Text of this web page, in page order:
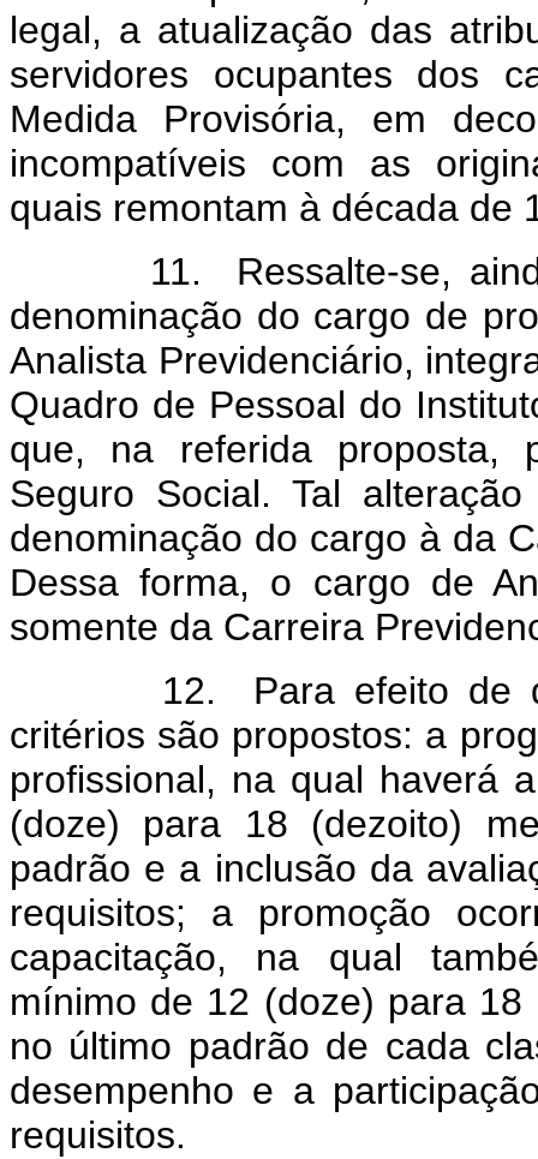
legal, a atualização das
servidores ocupantes dos
Medida Provisória, em
incompatíveis com as
quais remontam à década de
11. Ressalte-se, ainda,
denominação do cargo de
Analista Previdenciário,
Quadro de Pessoal do
que, na referida proposta,
Seguro Social. Tal
denominação do cargo à da
Dessa forma, o cargo de
somente da Carreira
12. Para efeito de
critérios são propostos: a
profissional, na qual haverá
(doze) para 18 (dezoito)
padrão e a inclusão da
requisitos; a promoção
capacitação, na qual
mínimo de 12 (doze) para
no último padrão de cada
desempenho e a
requisitos.